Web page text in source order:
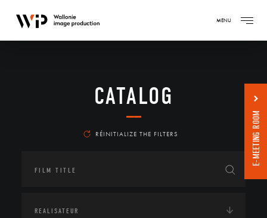
MENU
CATALOG
RÉINITIALIZE THE FILTERS E-MEETING ROOM